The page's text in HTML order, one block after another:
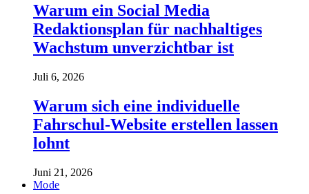
Warum ein Social Media
Redaktionsplan für nachhaltiges
Wachstum unverzichtbar ist
Juli 6, 2026
Warum sich eine individuelle
Fahrschul-Website erstellen lassen
lohnt
Juni 21, 2026
Mode